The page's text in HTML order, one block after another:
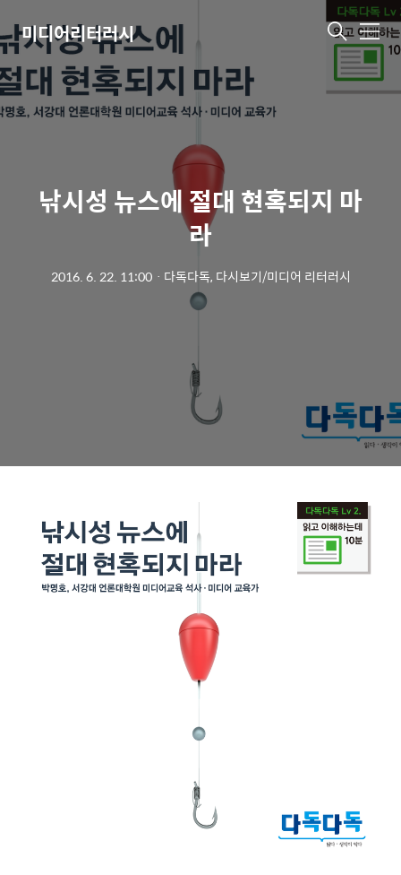
미디어리터러시 메
뉴
낚시성 뉴스에 절대 현혹되지 마
라
2016. 6. 22. 11:00ㆍ 다독다독, 다시보기/미디어 리터러시